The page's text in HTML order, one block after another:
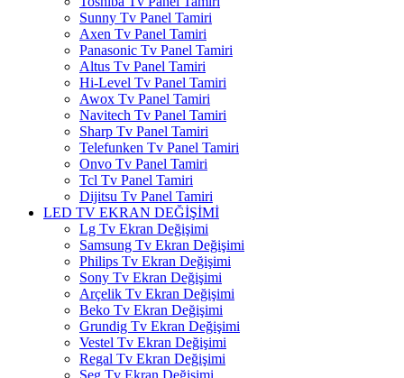
Sunny Tv Panel Tamiri
Axen Tv Panel Tamiri
Panasonic Tv Panel Tamiri
Altus Tv Panel Tamiri
Hi-Level Tv Panel Tamiri
Awox Tv Panel Tamiri
Navitech Tv Panel Tamiri
Sharp Tv Panel Tamiri
Telefunken Tv Panel Tamiri
Onvo Tv Panel Tamiri
Tcl Tv Panel Tamiri
Dijitsu Tv Panel Tamiri
LED TV EKRAN DEĞİŞİMİ
Lg Tv Ekran Değişimi
Samsung Tv Ekran Değişimi
Philips Tv Ekran Değişimi
Sony Tv Ekran Değişimi
Arçelik Tv Ekran Değişimi
Beko Tv Ekran Değişimi
Grundig Tv Ekran Değişimi
Vestel Tv Ekran Değişimi
Regal Tv Ekran Değişimi
Seg Tv Ekran Değişimi